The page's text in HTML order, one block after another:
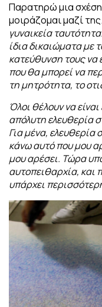
Παρατηρώ μια σχέση
μοιράζομαι μαζί
γυναικεία
ίδιαδικαιώματα με
κατεύθυνση τους να
που θα μπορεί να
τη μητρότητα, το
Όλοι θέλουν να
απόλυτη ελευθερία
Για μένα, ελευθερία
κάνω αυτό που μου
μου αρέσει. Τώρα
αυτοπειθαρχία, και
υπάρχει